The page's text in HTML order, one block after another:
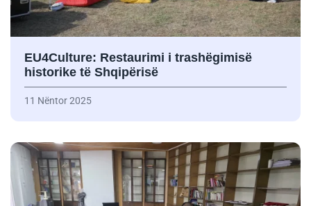
EU4Culture: Restaurimi i trashëgimisë
historike të Shqipërisë
11 Nëntor 2025